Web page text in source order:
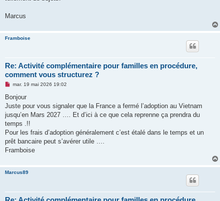
Marcus
Framboise
Re: Activité complémentaire pour familles en procédure,
comment vous structurez ?
M
s
a
g
n
o
l
u
mar. 19 mai 2026 19:02
Bonjour
Juste pour vous signaler que la France a fermé l’adoption au Vietnam
jusqu’en Mars 2027 …. Et d’ici à ce que cela reprenne ça prendra du
temps .!!
Pour les frais d’adoption généralement c’est étalé dans le temps et un
prêt bancaire peut s’avérer utile ….
Framboise
Marcus89